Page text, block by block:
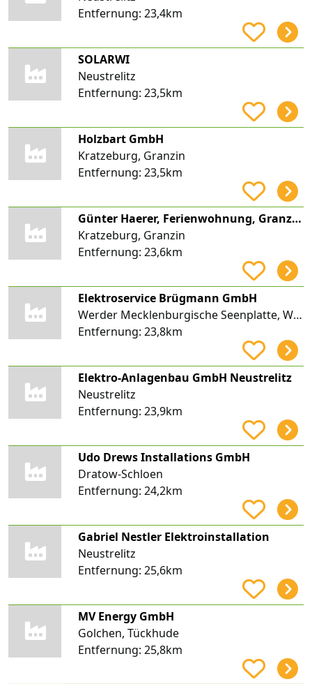
Entfernung: 23,4km
SOLARWI
Neustrelitz
Entfernung: 23,5km
Holzbart GmbH
Kratzeburg, Granzin
Entfernung: 23,5km
Günter Haerer, Ferienwohnung, Granzin 22a
Kratzeburg, Granzin
Entfernung: 23,6km
Elektroservice Brügmann GmbH
Werder Mecklenburgische Seenplatte, Wodarg
Entfernung: 23,8km
Elektro-Anlagenbau GmbH Neustrelitz
Neustrelitz
Entfernung: 23,9km
Udo Drews Installations GmbH
Dratow-Schloen
Entfernung: 24,2km
Gabriel Nestler Elektroinstallation
Neustrelitz
Entfernung: 25,6km
MV Energy GmbH
Golchen, Tückhude
Entfernung: 25,8km